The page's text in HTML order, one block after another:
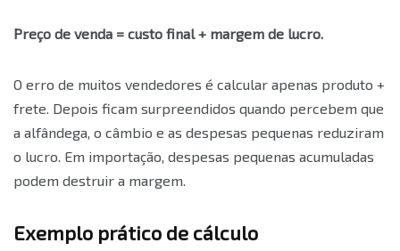
Preço de venda = custo final + margem de lucro.
O erro de muitos vendedores é calcular apenas produto +
frete. Depois ficam surpreendidos quando percebem que
a alfândega, o câmbio e as despesas pequenas reduziram
o lucro. Em importação, despesas pequenas acumuladas
podem destruir a margem.
Exemplo prático de cálculo